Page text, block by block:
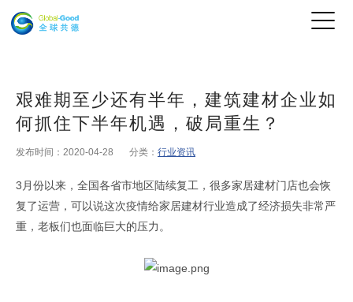
艰难期至少还有半年，建筑建材企业如
何抓住下半年机遇，破局重生？
发布时间：2020-04-28 分类： 行业资讯
3月份以来，全国各省市地区陆续复工，很多家居建材门店也会恢
复了运营，可以说这次疫情给家居建材行业造成了经济损失非常严
重，老板们也面临巨大的压力。